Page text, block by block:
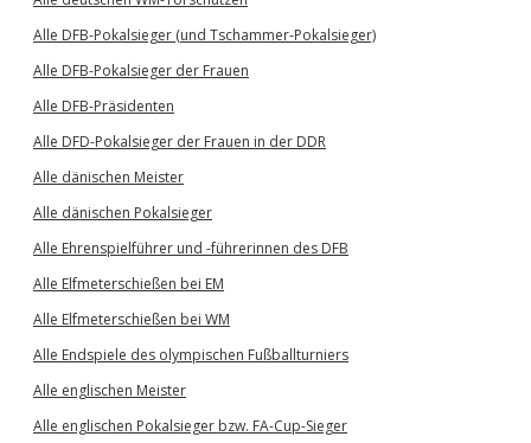
Alle DFB-Pokalsieger (und Tschammer-Pokalsieger)
Alle DFB-Pokalsieger der Frauen
Alle DFB-Präsidenten
Alle DFD-Pokalsieger der Frauen in der DDR
Alle dänischen Meister
Alle dänischen Pokalsieger
Alle Ehrenspielführer und -führerinnen des DFB
Alle Elfmeterschießen bei EM
Alle Elfmeterschießen bei WM
Alle Endspiele des olympischen Fußballturniers
Alle englischen Meister
Alle englischen Pokalsieger bzw. FA-Cup-Sieger